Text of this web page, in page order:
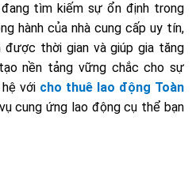
tìm kiếm sự ổn định trong
hành của nhà cung cấp uy tín,
thời gian và giúp gia tăng
nền tảng vững chắc cho sự
với cho thuê lao động Toàn
cung ứng lao động cụ thể bạn